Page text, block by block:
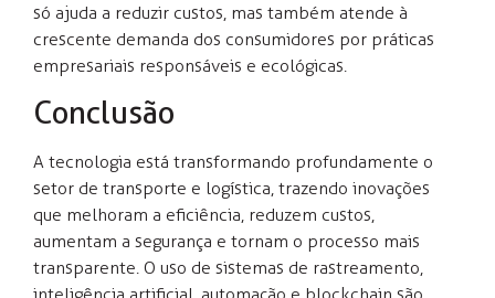
só ajuda a reduzir custos, mas também atende à
crescente demanda dos consumidores por práticas
empresariais responsáveis e ecológicas.
Conclusão
A tecnologia está transformando profundamente o
setor de transporte e logística, trazendo inovações
que melhoram a eficiência, reduzem custos,
aumentam a segurança e tornam o processo mais
transparente. O uso de sistemas de rastreamento,